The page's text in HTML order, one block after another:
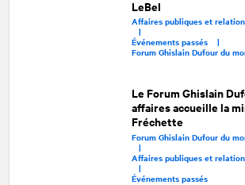
LeBel
Affaires publiques et
|
Événements passés |
Forum Ghislain Dufour du
Le Forum Ghislain
affaires accueille la
Fréchette
Forum Ghislain Dufour du
|
Affaires publiques et
|
Événements passés